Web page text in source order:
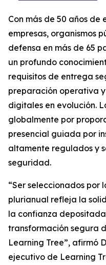
Con más de 50 años
empresas, organismos
defensa en más de 65
un profundo
requisitos de entrega
preparación operativa
digitales en evolución.
globalmente por
presencial guiada por
altamente regulados y
seguridad.
“Ser seleccionados por
plurianual refleja la
la confianza
transformación segura
Learning Tree”, afirmó
ejecutivo de Learning